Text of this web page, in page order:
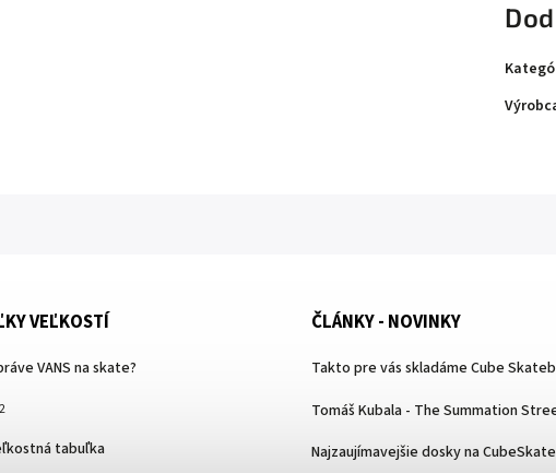
VEĽKOSTÍ
VANS na skate?
tabuľka
ČLÁNKY - NOVINKY
Takto pre vás skladáme Cube
Tomáš Kubala - The Summation
Najzaujímavejšie dosky na